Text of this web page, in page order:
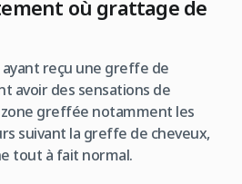
où grattage de
reçu une greffe de
avoir des sensations de
greffée notamment les
suivant la greffe de cheveux,
tout à fait normal.